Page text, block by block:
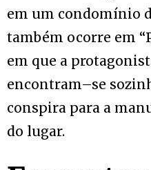
em um condomínio
também ocorre em
em que a
encontram–se
conspira para a
do lugar.